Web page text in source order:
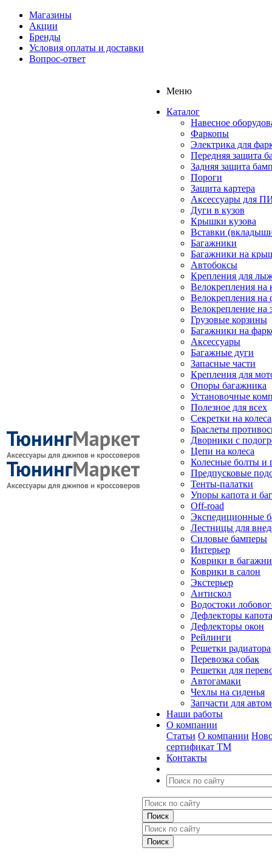
Магазины
Акции
Бренды
Условия оплаты и доставки
Вопрос-ответ
Меню
Каталог
Навесное
Фаркопы
Электрика для
Передняя защита
Задняя защита
Пороги
Защита картера
Аксессуары для
Дуги в кузов
Крышки кузова
Вставки
Багажники
Багажники на
Автобоксы
Крепления для
Велокрепления
Велокрепления на
Велокрепление на
Грузовые корзины
Багажники на
Аксессуары
Багажные дуги
Запасные части
Крепления для
Опоры багажника
Установочные
Полезное для всех
Секретки на колеса
Браслеты
Дворники с
Цепи на колеса
Колесные болты и
Предпусковые
Тенты-палатки
Упоры капота и
Off-road
Экспедиционные
Лестницы для
Силовые бамперы
Интерьер
Коврики в
Коврики в салон
Экстерьер
Антискол
Водостоки
Дефлекторы капота
Дефлекторы окон
Рейлинги
Решетки радиатора
Перевозка собак
Решетки для
Автогамаки
Чехлы на сиденья
Запчасти для
Наши работы
О компании
Статьи О компании
сертификат ТМ
Контакты